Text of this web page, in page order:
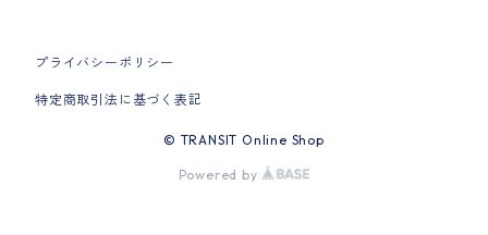
プライバシーポリシー
特定商取引法に基づく表記
© TRANSIT Online Shop
Powered by